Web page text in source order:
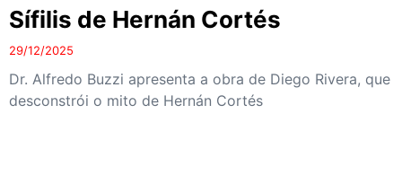
Sífilis de Hernán Cortés
29/12/2025
Dr. Alfredo Buzzi apresenta a obra de Diego Rivera, que
desconstrói o mito de Hernán Cortés